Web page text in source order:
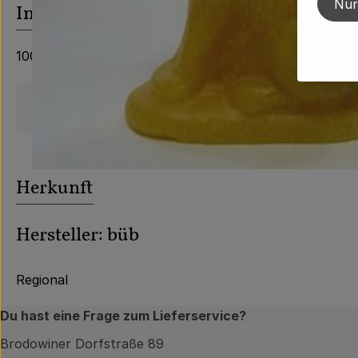
Info
100% Bienenwachs
Produktinformationen
Herkunft
Hersteller: büb
Regional
Du hast eine Frage zum Lieferservice?
Brodowiner Dorfstraße 89